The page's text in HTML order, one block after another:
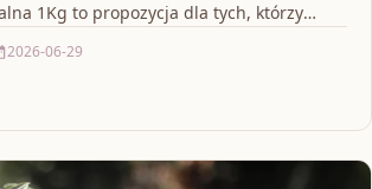
1Kg to propozycja dla tych, którzy
2026-06-29